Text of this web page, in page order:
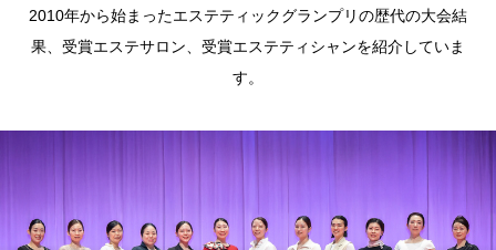
2010年から始まったエステティックグランプリの歴代の大会結
果、受賞エステサロン、受賞エステティシャンを紹介していま
す。